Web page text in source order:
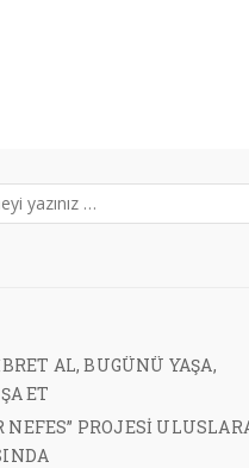
AL, BUGÜNÜ YAŞA,
ET
NEFES” PROJESİ